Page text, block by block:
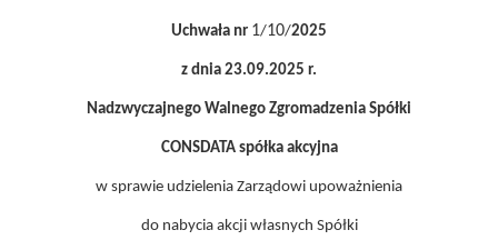
Uchwała nr 1/10/2025
z dnia 23.09.2025 r.
Nadzwyczajnego Walnego Zgromadzenia Spółki
CONSDATA spółka akcyjna
w sprawie udzielenia Zarządowi upoważnienia
do nabycia akcji własnych Spółki